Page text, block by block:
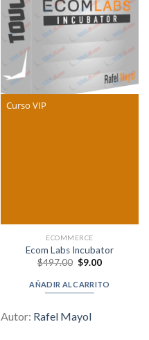
Curso VIP
ECOMMERCE
Ecom Labs Incubator
$497.00 Original
was:
$497.00.
$9.00Current
is:
$9.00.
AÑADIR AL CARRITO
Autor: Rafel Mayol